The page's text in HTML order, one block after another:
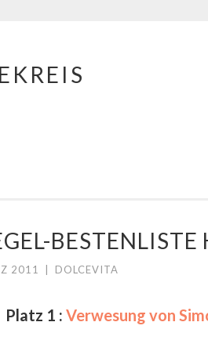
2011 DOLCEVITA
Platz 1 : Verwesung von